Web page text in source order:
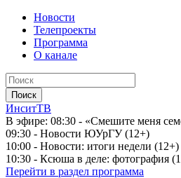
Новости
Телепроекты
Программа
О канале
ИнситТВ
В эфире: 08:30 - «Смешите меня
09:30 - Новости ЮУрГУ (12+)
10:00 - Новости: итоги недели (12+)
10:30 - Ксюша в деле: фотография
Перейти в раздел программа